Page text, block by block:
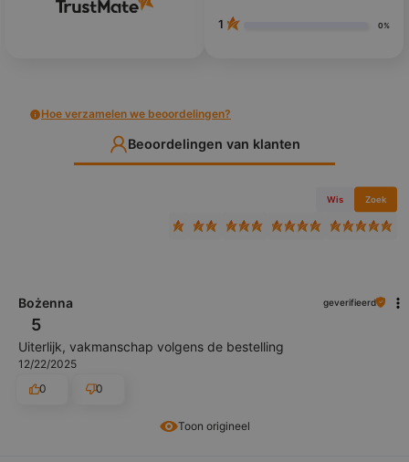
1 0%
Hoe verzamelen we beoordelingen?
Beoordelingen van klanten
Wis Zoek
Toon origineel
Bożenna geverifieerd
5
Uiterlijk, vakmanschap volgens de bestelling
12/22/2025
0
0